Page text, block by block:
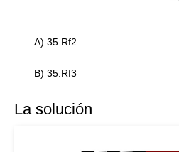
A) 35.Rf2
B) 35.Rf3
La solución